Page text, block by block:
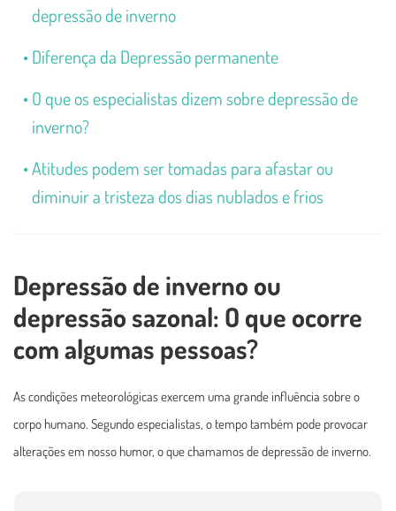
depressão de inverno
Diferença da Depressão permanente
O que os especialistas dizem sobre depressão de
inverno?
Atitudes podem ser tomadas para afastar ou
diminuir a tristeza dos dias nublados e frios
Depressão de inverno ou
depressão sazonal: O que ocorre
com algumas pessoas?
As condições meteorológicas exercem uma grande influência sobre o
corpo humano. Segundo especialistas, o tempo também pode provocar
alterações em nosso humor, o que chamamos de depressão de inverno.